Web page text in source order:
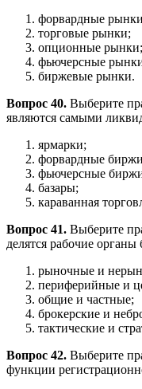
форвардные
торговые рынки;
опционные рынки;
фьючерсные
биржевые рынки.
Вопрос 40. Выберите
являются самыми
ярмарки;
форвардные
фьючерсные
базары;
караванная
Вопрос 41. Выберите
делятся рабочие
рыночные и
периферийные и
общие и частные;
брокерские и
тактические и
Вопрос 42. Выберите
функции